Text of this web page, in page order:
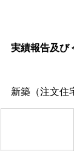
実績報告及び
新築（注文住